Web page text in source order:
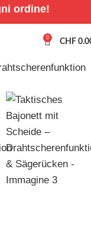
ordine!
0 CHF